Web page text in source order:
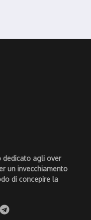
dedicato agli over
un invecchiamento
di concepire la